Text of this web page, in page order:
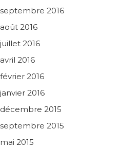
septembre 2016
août 2016
juillet 2016
avril 2016
février 2016
janvier 2016
décembre 2015
septembre 2015
mai 2015